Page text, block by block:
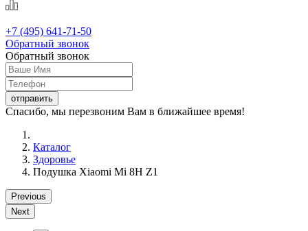
+7 (495) 641-71-50
Обратный звонок
Обратный звонок
Спасибо, мы перезвоним Вам в ближайшее время!
Каталог
Здоровье
Подушка Xiaomi Mi 8H Z1
Previous
Next